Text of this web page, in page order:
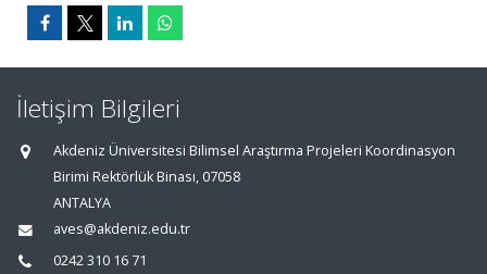
İletişim Bilgileri
Akdeniz Üniversitesi Bilimsel Araştırma Projeleri Koordinasyon
Birimi Rektörlük Binası, 07058
ANTALYA
aves@akdeniz.edu.tr
0242 310 16 71